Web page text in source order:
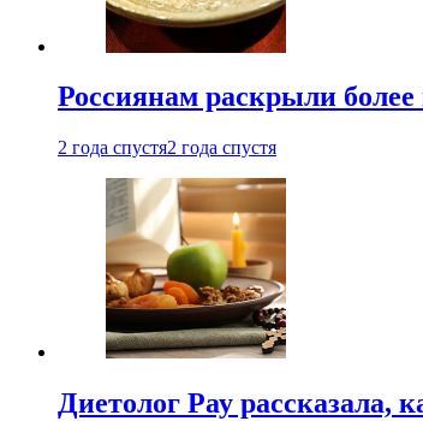
Россиянам раскрыли
2 года спустя2 года спустя
Диетолог Рау рассказала,